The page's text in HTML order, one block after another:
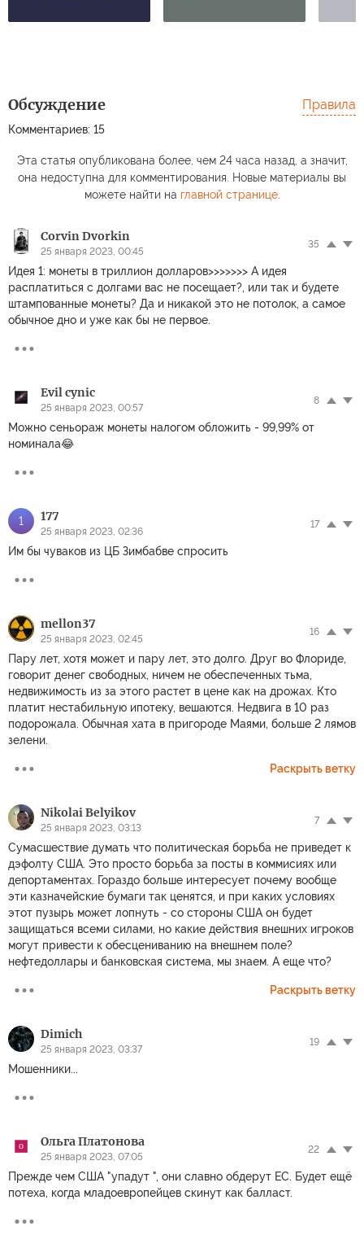
Обсуждение
Комментариев: 15
Правила
Эта статья опубликована более, чем 24 часа назад, а значит,
она недоступна для комментирования. Новые материалы вы
можете найти на главной странице.
Corvin Dvorkin
25 января 2023, 00:45
35
Идея 1: монеты в триллион долларов>>>>>>> А идея
расплатиться с долгами вас не посещает?, или так и будете
штампованные монеты? Да и никакой это не потолок, а самое
обычное дно и уже как бы не первое.
Evil cynic
25 января 2023, 00:57
8
Можно сеньораж монеты налогом обложить - 99,99% от
номинала😂
1 177
25 января 2023, 02:36
17
Им бы чуваков из ЦБ Зимбабве спросить
mellon37
25 января 2023, 02:45
16
Пару лет, хотя может и пару лет, это долго. Друг во Флориде,
говорит денег свободных, ничем не обеспеченных тьма,
недвижимость из за этого растет в цене как на дрожах. Кто
платит нестабильную ипотеку, вешаются. Недвига в 10 раз
подорожала. Обычная хата в пригороде Маями, больше 2 лямов
зелени.
Раскрыть ветку
Nikolai Belyikov
25 января 2023, 03:13
7
Сумасшествие думать что политическая борьба не приведет к
дэфолту США. Это просто борьба за посты в коммисиях или
депортаментах. Гораздо больше интересует почему вообще
эти казначейские бумаги так ценятся, и при каких условиях
этот пузырь может лопнуть - со стороны США он будет
защищаться всеми силами, но какие действия внешних игроков
могут привести к обесцениванию на внешнем поле?
нефтедоллары и банковская система, мы знаем. А еще что?
Раскрыть ветку
Dimich
25 января 2023, 03:37
19
Мошенники...
Ольга Платонова
25 января 2023, 07:05
22
Прежде чем США "упадут ", они славно обдерут ЕС. Будет ещё
потеха, когда младоевропейцев скинут как балласт.